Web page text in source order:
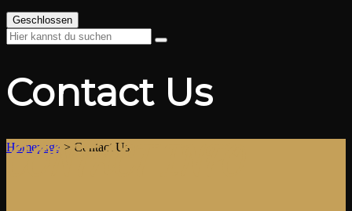
Geschlossen
Contact Us
Homepage > Contact Us
CONTACT INFO